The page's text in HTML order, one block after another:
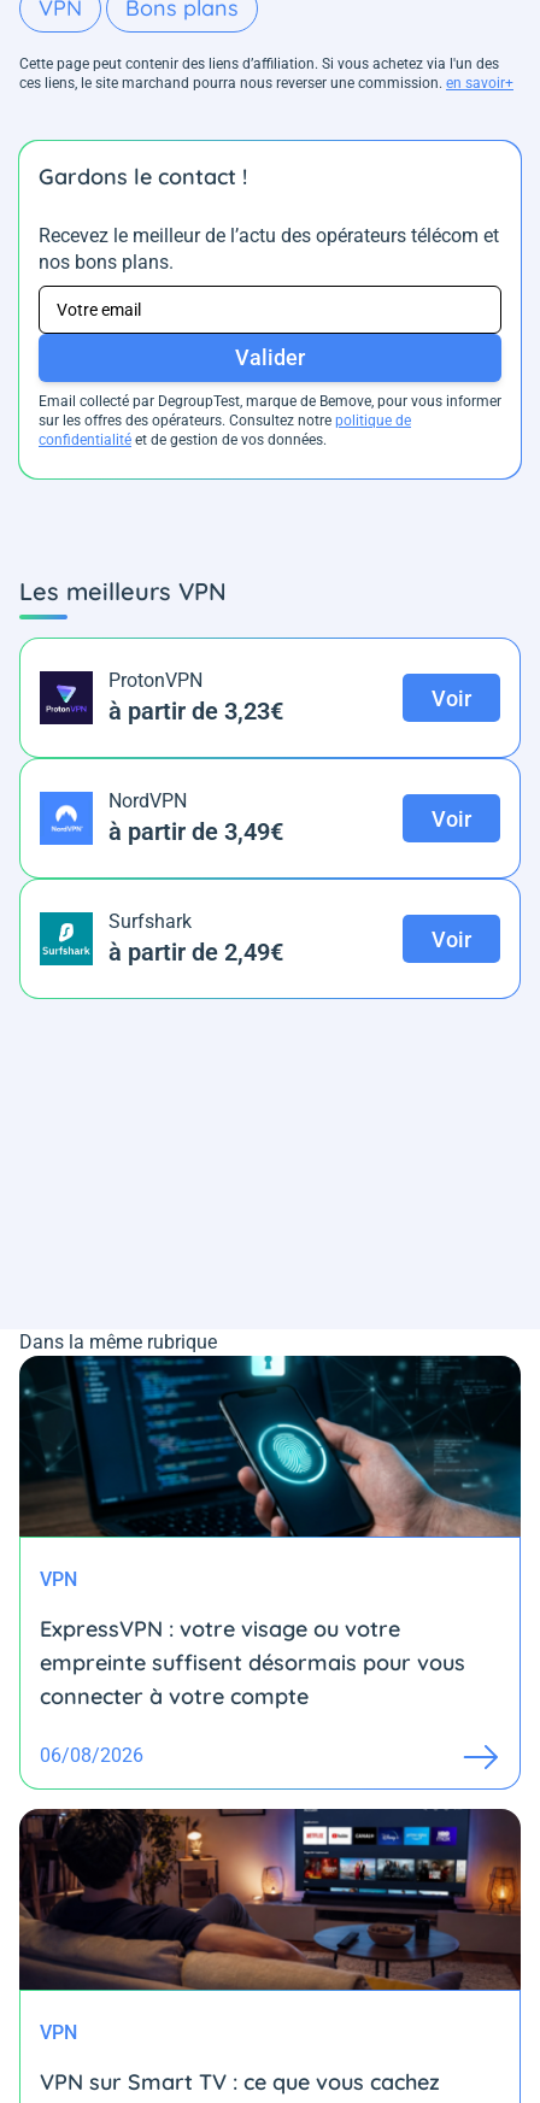
VPN Bons plans
Cette page peut contenir des liens d’affiliation. Si vous achetez via l'un des
ces liens, le site marchand pourra nous reverser une commission. en savoir+
Gardons le contact !
Recevez le meilleur de l’actu des opérateurs télécom et
nos bons plans.
Valider
Email collecté par DegroupTest, marque de Bemove, pour vous informer
sur les offres des opérateurs. Consultez notre politique de
confidentialité et de gestion de vos données.
Les meilleurs VPN
ProtonVPN
à partir de 3,23€ Voir
NordVPN
à partir de 3,49€ Voir
Surfshark
à partir de 2,49€ Voir
Dans la même rubrique
VPN
ExpressVPN : votre visage ou votre
empreinte suffisent désormais pour vous
connecter à votre compte
06/08/2026
VPN
VPN sur Smart TV : ce que vous cachez